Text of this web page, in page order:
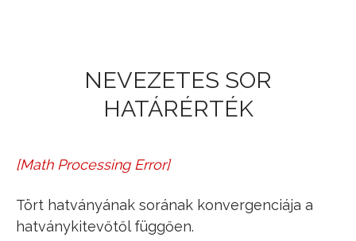
NEVEZETES SOR
HATÁRÉRTÉK
[Math Processing Error]
∑n=1∞ 1nα=
haα > 1divergens,
haα≤1
Tört hatványának sorának konvergenciája a
hatványkitevőtől függően.